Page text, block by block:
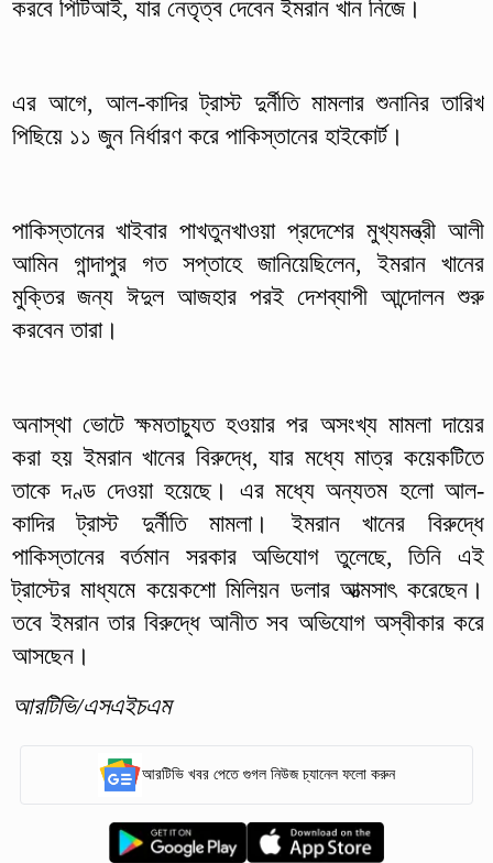
করবে পিটিআই, যার নেতৃত্ব দেবেন ইমরান খান নিজে।
এর আগে, আল-কাদির ট্রাস্ট দুর্নীতি মামলার শুনানির তারিখ
পিছিয়ে ১১ জুন নির্ধারণ করে পাকিস্তানের হাইকোর্ট।
পাকিস্তানের খাইবার পাখতুনখাওয়া প্রদেশের মুখ্যমন্ত্রী আলী
আমিন গান্দাপুর গত সপ্তাহে জানিয়েছিলেন, ইমরান খানের
মুক্তির জন্য ঈদুল আজহার পরই দেশব্যাপী আন্দোলন শুরু
করবেন তারা।
অনাস্থা ভোটে ক্ষমতাচ্যুত হওয়ার পর অসংখ্য মামলা দায়ের
করা হয় ইমরান খানের বিরুদ্ধে, যার মধ্যে মাত্র কয়েকটিতে
তাকে দণ্ড দেওয়া হয়েছে। এর মধ্যে অন্যতম হলো আল-
কাদির ট্রাস্ট দুর্নীতি মামলা। ইমরান খানের বিরুদ্ধে
পাকিস্তানের বর্তমান সরকার অভিযোগ তুলেছে, তিনি এই
ট্রাস্টের মাধ্যমে কয়েকশো মিলিয়ন ডলার আত্মসাৎ করেছেন।
তবে ইমরান তার বিরুদ্ধে আনীত সব অভিযোগ অস্বীকার করে
আসছেন।
আরটিভি/এসএইচএম
আরটিভি খবর পেতে গুগল নিউজ চ্যানেল ফলো করুন